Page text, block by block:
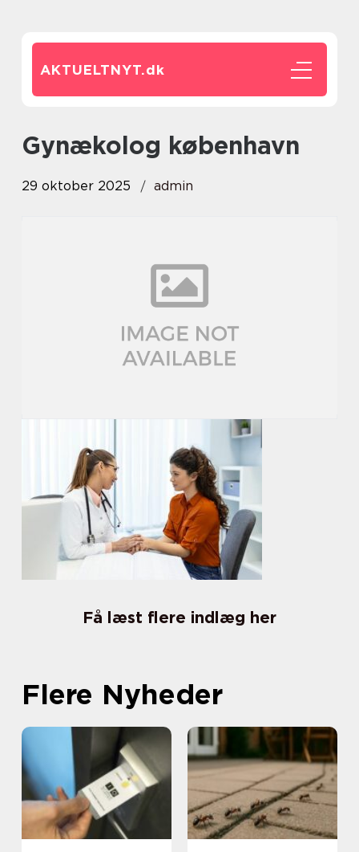
AKTUELTNYT.dk
gynækolog københavn
29 oktober 2025 admin
Få læst flere indlæg her
Flere Nyheder